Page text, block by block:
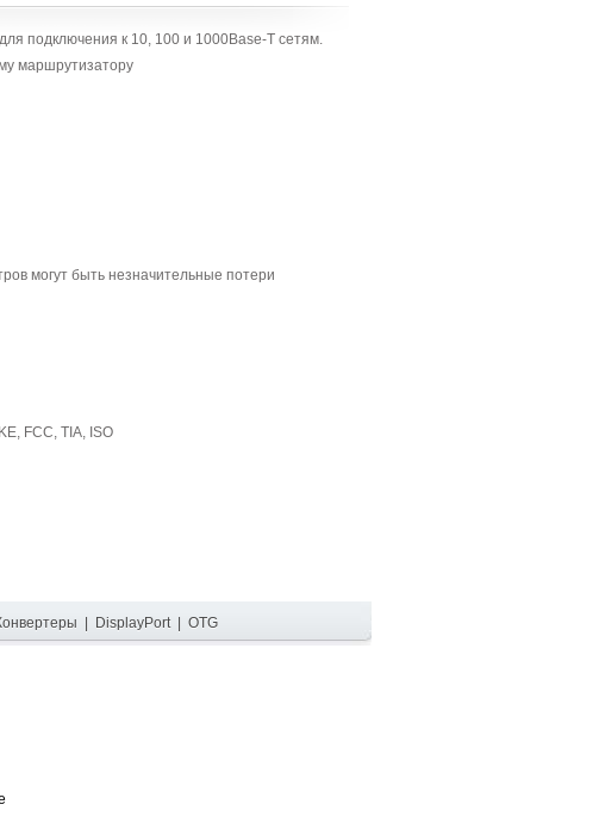
подключения к 10, 100 и 1000Base-T сетям.
маршрутизатору
могут быть незначительные потери
FCC, TIA, ISO
DisplayPort| OTG